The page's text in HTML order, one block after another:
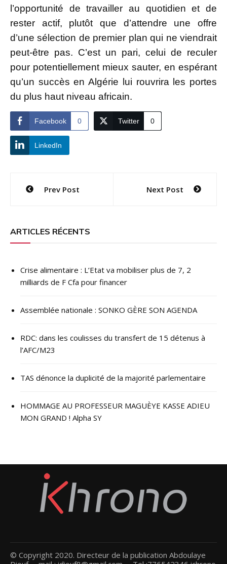
l’opportunité de travailler au quotidien et de
rester actif, plutôt que d’attendre une offre
d’une sélection de premier plan qui ne viendrait
peut-être pas. C’est un pari, celui de reculer
pour potentiellement mieux sauter, en espérant
qu’un succès en Algérie lui rouvrira les portes
du plus haut niveau africain.
Facebook 0 Twitter 0
LinkedIn
Navigation
l’article
Prev Post Next Post
ARTICLES RÉCENTS
Crise alimentaire : L’Etat va mobiliser plus de 7, 2
milliards de F Cfa pour financer
Assemblée nationale : SONKO GÈRE SON AGENDA
RDC: dans les coulisses du transfert de 15 détenus à
l’AFC/M23
TAS dénonce la duplicité de la majorité parlementaire
HOMMAGE AU PROFESSEUR MAGUÈYE KASSE ADIEU
MON GRAND ! Alpha SY
© Copyright 2020. Directeur de la publication Abdoulaye